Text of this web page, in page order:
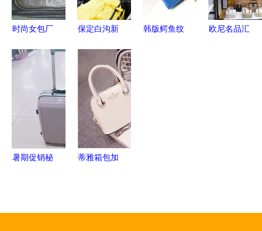
时尚女包厂
方案 杭州
伯如利箱包
专注打造品
牌亮点
保定白沟新
销成交额突
破150亿元
箱包销售再
创新高
韩版鳄鱼纹
欧尼名品汇
暑期促销秘
蒂雅箱包加